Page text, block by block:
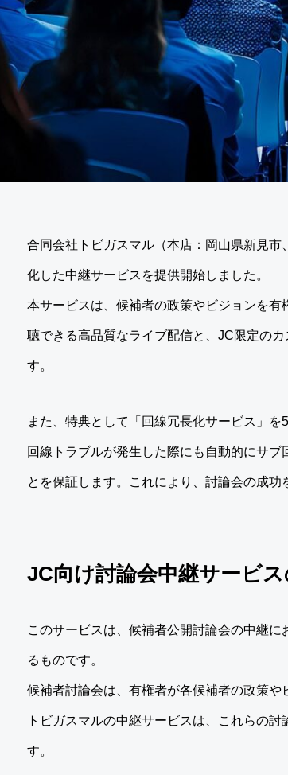
合同会社トビガスマル（本店：岡山県新見
化した中継サービスを提供開始しました。
本サービスは、候補者の政策やビジョンを
聴できる高品質なライブ配信と、JC限定の
す。
また、特典として「回線冗長化サービス」を
回線トラブルが発生した際にも自動的にサ
とを保証します。これにより、討論会の成功
JC向け討論会中継サービ
このサービスは、候補者公開討論会の中継
るものです。
候補者討論会は、有権者が各候補者の政策や
トビガスマルの中継サービスは、これらの
す。